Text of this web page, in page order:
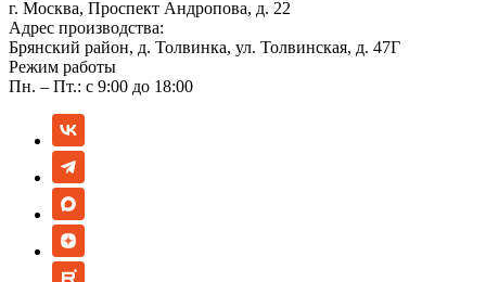
г. Москва, Проспект Андропова, д. 22
Адрес производства:
Брянский район, д. Толвинка, ул. Толвинская, д. 47Г
Режим работы
Пн. – Пт.: с 9:00 до 18:00